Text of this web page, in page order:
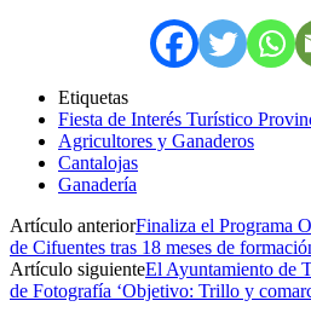
Etiquetas
Fiesta de Interés Turístico
Agricultores y Ganaderos
Cantalojas
Ganadería
Artículo anteriorFinaliza el Programa
de Cifuentes tras 18 meses de
Artículo siguienteEl Ayuntamiento de
de Fotografía ‘Objetivo: Trillo y